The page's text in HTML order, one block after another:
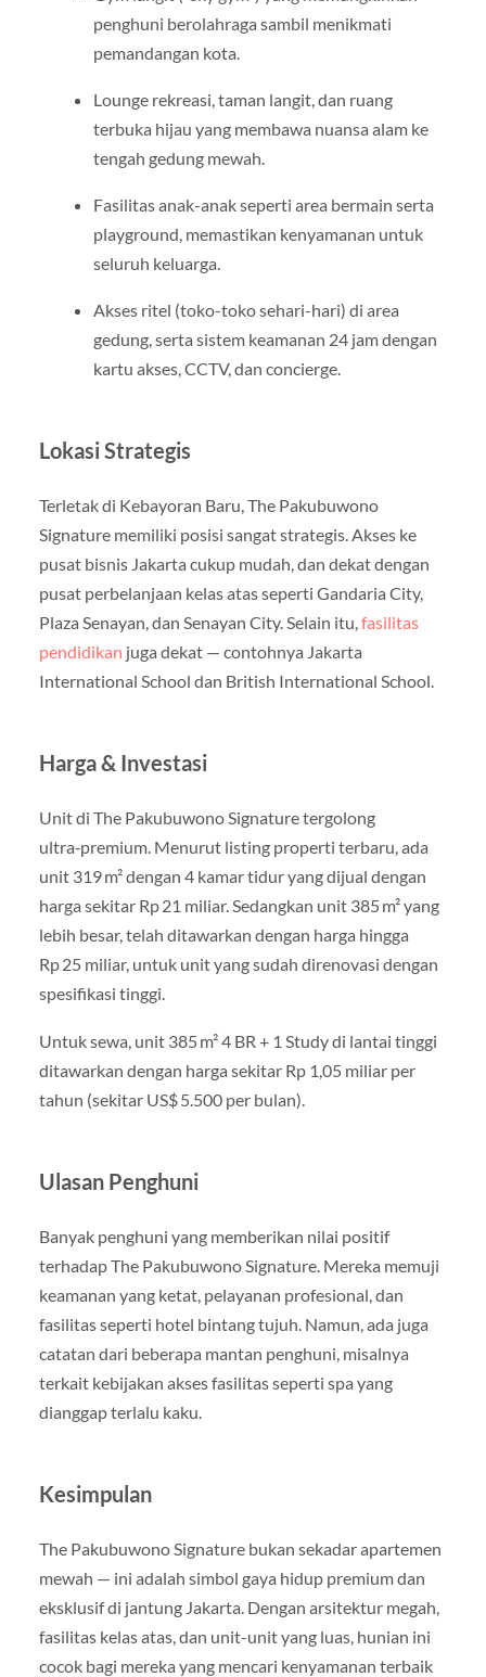
penghuni berolahraga sambil menikmati
pemandangan kota.
Lounge rekreasi, taman langit, dan ruang
terbuka hijau yang membawa nuansa alam ke
tengah gedung mewah.
Fasilitas anak-anak seperti area bermain serta
playground, memastikan kenyamanan untuk
seluruh keluarga.
Akses ritel (toko-toko sehari-hari) di area
gedung, serta sistem keamanan 24 jam dengan
kartu akses, CCTV, dan concierge.
Lokasi Strategis
Terletak di Kebayoran Baru, The Pakubuwono
Signature memiliki posisi sangat strategis. Akses ke
pusat bisnis Jakarta cukup mudah, dan dekat dengan
pusat perbelanjaan kelas atas seperti Gandaria City,
Plaza Senayan, dan Senayan City. Selain itu,fasilitas
pendidikan juga dekat — contohnya Jakarta
International School dan British International School.
Harga & Investasi
Unit di The Pakubuwono Signature tergolong
ultra‑premium. Menurut listing properti terbaru, ada
unit 319 m² dengan 4 kamar tidur yang dijual dengan
harga sekitar Rp 21 miliar. Sedangkan unit 385 m² yang
lebih besar, telah ditawarkan dengan harga hingga
Rp 25 miliar, untuk unit yang sudah direnovasi dengan
spesifikasi tinggi.
Untuk sewa, unit 385 m² 4 BR + 1 Study di lantai tinggi
ditawarkan dengan harga sekitar Rp 1,05 miliar per
tahun (sekitar US$ 5.500 per bulan).
Ulasan Penghuni
Banyak penghuni yang memberikan nilai positif
terhadap The Pakubuwono Signature. Mereka memuji
keamanan yang ketat, pelayanan profesional, dan
fasilitas seperti hotel bintang tujuh. Namun, ada juga
catatan dari beberapa mantan penghuni, misalnya
terkait kebijakan akses fasilitas seperti spa yang
dianggap terlalu kaku.
Kesimpulan
The Pakubuwono Signature bukan sekadar apartemen
mewah — ini adalah simbol gaya hidup premium dan
eksklusif di jantung Jakarta. Dengan arsitektur megah,
fasilitas kelas atas, dan unit-unit yang luas, hunian ini
cocok bagi mereka yang mencari kenyamanan terbaik